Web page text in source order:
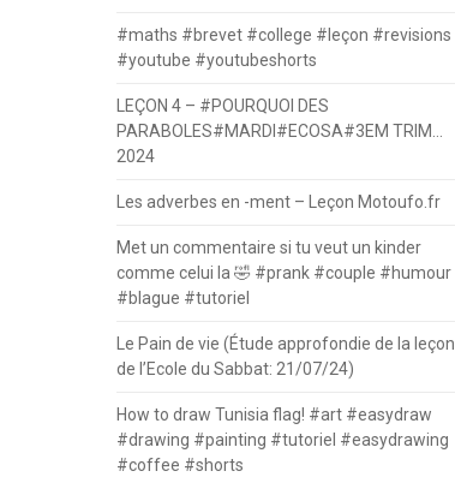
#maths #brevet #college #leçon #revisions
#youtube #youtubeshorts
LEÇON 4 – #POURQUOI DES
PARABOLES#MARDI#ECOSA#3EM TRIM…
2024
Les adverbes en -ment – Leçon Motoufo.fr
Met un commentaire si tu veut un kinder
comme celui la 🤣 #prank #couple #humour
#blague #tutoriel
Le Pain de vie (Étude approfondie de la leçon
de l’Ecole du Sabbat: 21/07/24)
How to draw Tunisia flag! #art #easydraw
#drawing #painting #tutoriel #easydrawing
#coffee #shorts